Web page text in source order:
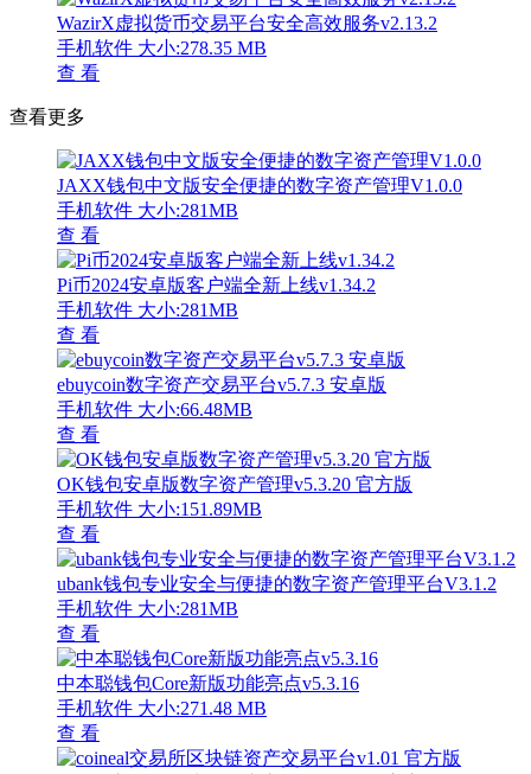
WazirX虚拟货币交易平台安全高效服务v2.13.2
手机软件 大小:278.35 MB
查 看
查看更多
JAXX钱包中文版安全便捷的数字资产管理V1.0.0
手机软件 大小:281MB
查 看
Pi币2024安卓版客户端全新上线v1.34.2
手机软件 大小:281MB
查 看
ebuycoin数字资产交易平台v5.7.3 安卓版
手机软件 大小:66.48MB
查 看
OK钱包安卓版数字资产管理v5.3.20 官方版
手机软件 大小:151.89MB
查 看
ubank钱包专业安全与便捷的数字资产管理平台V3.1.2
手机软件 大小:281MB
查 看
中本聪钱包Core新版功能亮点v5.3.16
手机软件 大小:271.48 MB
查 看